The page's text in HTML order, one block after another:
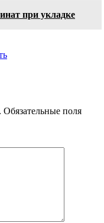
при укладке
Обязательные поля